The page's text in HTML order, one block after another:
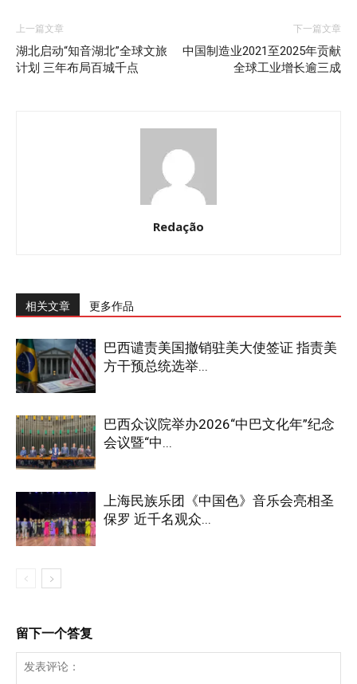
上一篇文章
湖北启动“知音湖北”全球文旅
计划 三年布局百城千点
下一篇文章
中国制造业2021至2025年贡献
全球工业增长逾三成
Redação
相关文章 更多作品
巴西谴责美国撤销驻美大使签证 指责美
方干预总统选举...
巴西众议院举办2026“中巴文化年”纪念
会议暨“中...
上海民族乐团《中国色》音乐会亮相圣
保罗 近千名观众...
留下一个答复